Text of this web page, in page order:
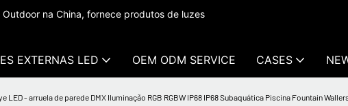
na China, fornece produtos de luzes
EXTERNAS LED OEM ODM SERVICE CASES
LED - arruela de parede DMX Iluminação RGB RGBW IP68 IP68 Subaquática Piscina Fountain Wallers